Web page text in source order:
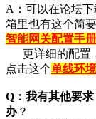
A：可以在论坛
箱里也有这个简
智能网关配置手册
更详细的配置
点击这个单线环境
Q：我有其他要
办？